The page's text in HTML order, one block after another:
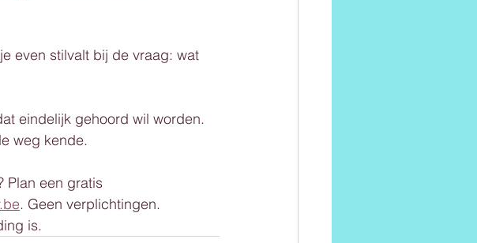
even stilvalt bij de vraag: wat
eindelijk gehoord wil worden.
weg kende.
Plan een gratis
. Geen verplichtingen.
is.